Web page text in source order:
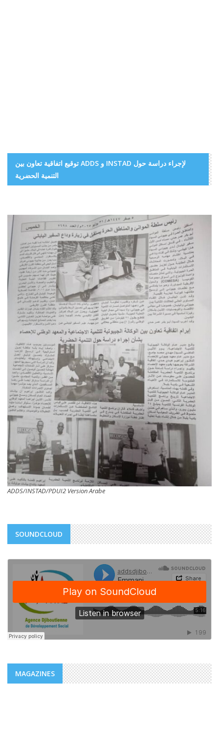
توقيع اتفاقية تعاون بين ADDS و INSTAD لإجراء دراسة حول
التنمية الحضرية
ADDS/INSTAD/PDUI2 Version Arabe
SOUNDCLOUD
MAGAZINES